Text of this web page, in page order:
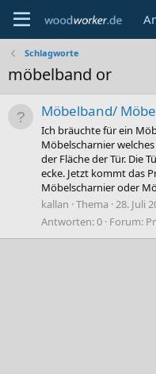
Schlagworte
möbelband or
Möbelband/
Ich bräuchte für ein
Möbelscharnier
der Fläche der Tür. Die
ecke. Jetzt kommt das
Möbelscharnier oder
kallan Thema 28. Juli
Antworten: 0 Forum: